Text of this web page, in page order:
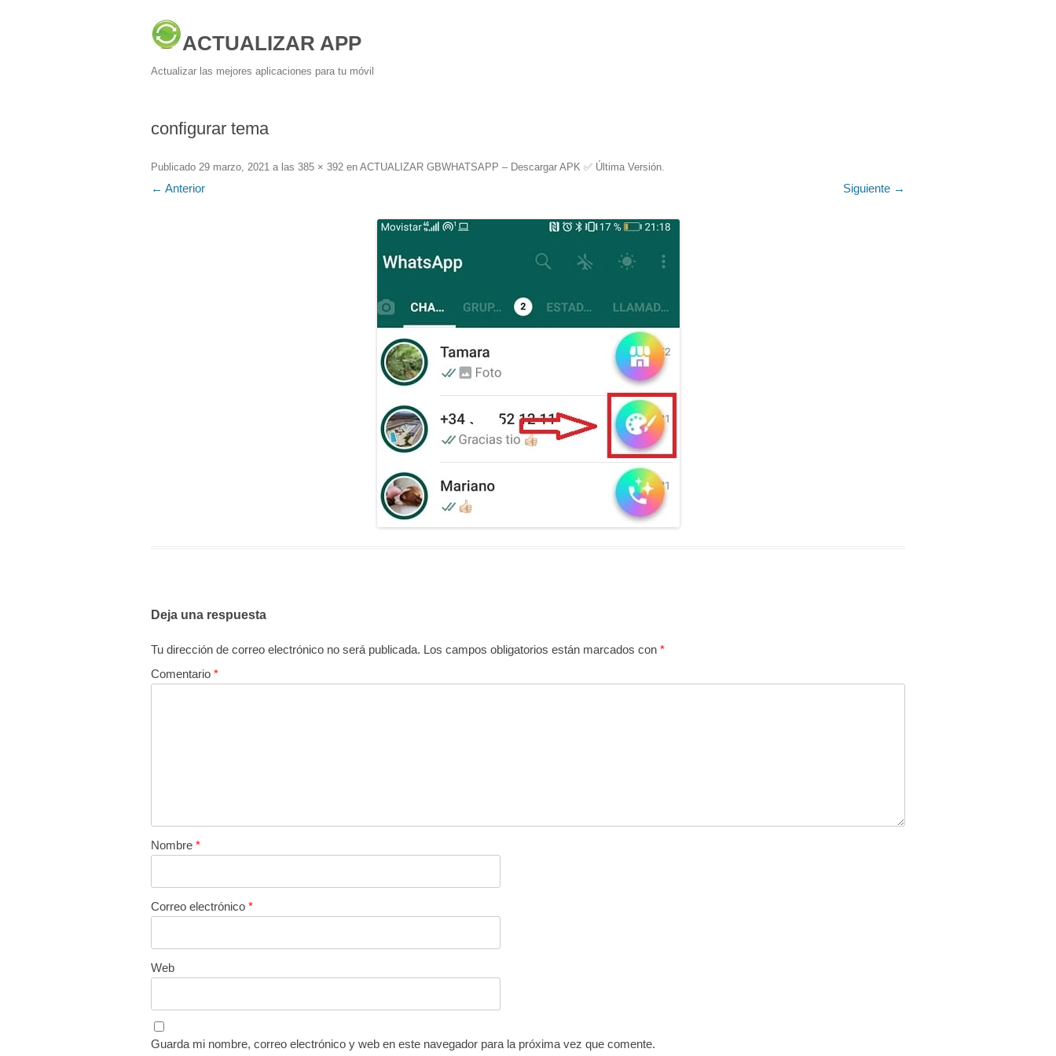
ACTUALIZAR APP
Actualizar las mejores aplicaciones para tu móvil
configurar tema
Publicado 29 marzo, 2021 a las 385 × 392 en ACTUALIZAR GBWHATSAPP – Descargar APK ✅️ Última Versión.
← Anterior Siguiente →
Deja una respuesta
Tu dirección de correo electrónico no será publicada. Los campos obligatorios están marcados con *
Comentario *
Nombre *
Correo electrónico *
Web
Guarda mi nombre, correo electrónico y web en este navegador para la próxima vez que comente.